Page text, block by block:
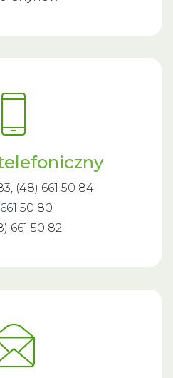
(48) 661 50 84
50 80
661 50 82